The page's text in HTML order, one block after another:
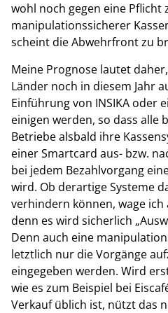
wohl noch gegen eine Pflicht
manipulationssicherer
scheint die Abwehrfront zu
Meine Prognose lautet
Länder noch in diesem Jahr
Einführung von INSIKA oder
einigen werden, so dass alle
Betriebe alsbald ihre
einer Smartcard aus- bzw.
bei jedem Bezahlvorgang
wird. Ob derartige Systeme
verhindern können, wage
denn es wird sicherlich
Denn auch eine
letztlich nur die Vorgänge
eingegeben werden. Wird
wie es zum Beispiel bei
Verkauf üblich ist, nützt das